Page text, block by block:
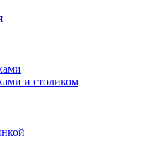
и столиком